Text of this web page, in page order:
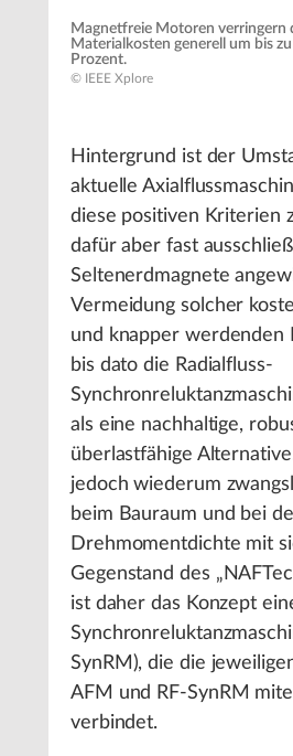
Magnetfreie Motoren verringern
Materialkosten generell um bis
Prozent.
© IEEE Xplore
Hintergrund ist der
aktuelle
diese positiven Kriterien
dafür aber fast
Seltenerdmagnete
Vermeidung solcher
und knapper werdenden
bis dato die Radialfluss-
als eine nachhaltige,
überlastfähige
jedoch wiederum
beim Bauraum und bei
Drehmomentdichte mit
Gegenstand des
ist daher das Konzept
SynRM), die die
AFM und RF-SynRM
verbindet.